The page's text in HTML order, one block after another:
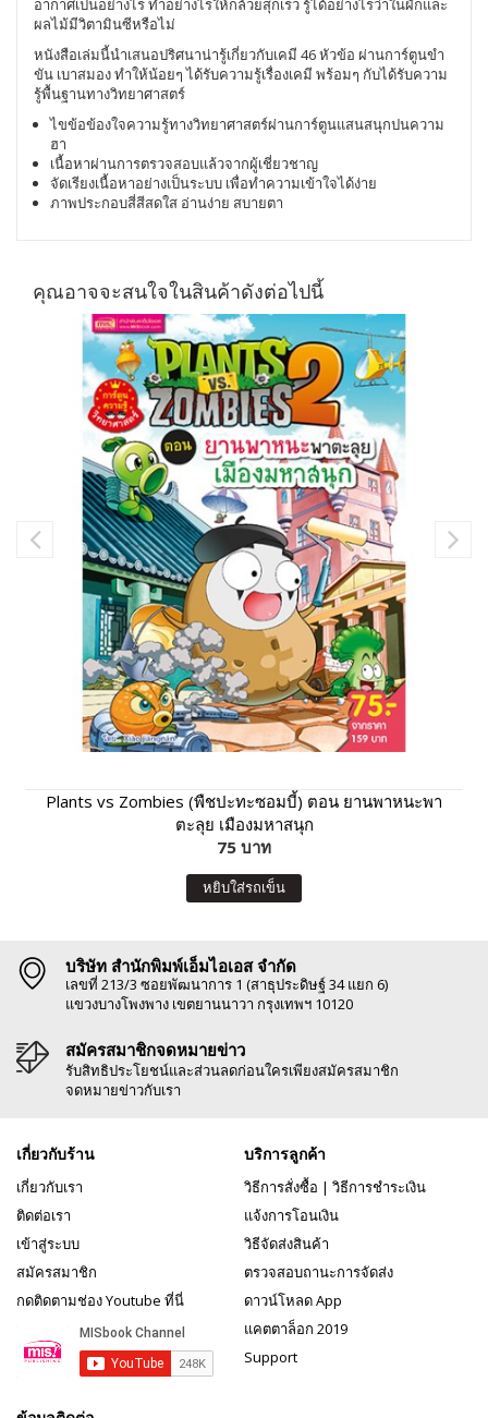
อากาศเป็นอย่างไร ทำอย่างไรให้กล้วยสุกเร็ว รู้ได้อย่างไรว่าในผักและ
ผลไม้มีวิตามินซีหรือไม่
หนังสือเล่มนี้นำเสนอปริศนาน่ารู้เกี่ยวกับเคมี 46 หัวข้อ ผ่านการ์ตูนขำ
ขัน เบาสมอง ทำให้น้อยๆ ได้รับความรู้เรื่องเคมี พร้อมๆ กับได้รับความ
รู้พื้นฐานทางวิทยาศาสตร์
ไขข้อข้องใจความรู้ทางวิทยาศาสตร์ผ่านการ์ตูนแสนสนุกปนความ
ฮา
เนื้อหาผ่านการตรวจสอบแล้วจากผู้เชี่ยวชาญ
จัดเรียงเนื้อหาอย่างเป็นระบบ เพื่อทำความเข้าใจได้ง่าย
ภาพประกอบสี่สีสดใส อ่านง่าย สบายตา
คุณอาจจะสนใจในสินค้าดังต่อไปนี้
Plants vs Zombies (พืชปะทะซอมบี้) ตอน ยานพาหนะพา
ตะลุย เมืองมหาสนุก
75 บาท
หยิบใส่รถเข็น
บริษัท สำนักพิมพ์เอ็มไอเอส จำกัด
เลขที่ 213/3 ซอยพัฒนาการ 1 (สาธุประดิษฐ์ 34 แยก 6)
แขวงบางโพงพาง เขตยานนาวา กรุงเทพฯ 10120
สมัครสมาชิกจดหมายข่าว
รับสิทธิประโยชน์และส่วนลดก่อนใครเพียงสมัครสมาชิก
จดหมายข่าวกับเรา
เกี่ยวกับร้าน
เกี่ยวกับเรา
ติดต่อเรา
เข้าสู่ระบบ
สมัครสมาชิก
กดติดตามช่อง Youtube ที่นี่
บริการลูกค้า
วิธีการสั่งซื้อ | วิธีการชำระเงิน
แจ้งการโอนเงิน
วิธีจัดส่งสินค้า
ตรวจสอบถานะการจัดส่ง
ดาวน์โหลด App
แคตตาล็อก 2019
Support